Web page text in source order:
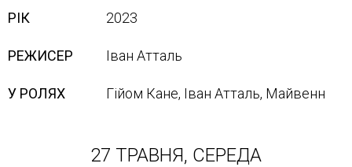
РІК 2023
РЕЖИСЕР Іван Атталь
У РОЛЯХ Гійом Кане, Іван Атталь, Майвенн
27 ТРАВНЯ, СЕРЕДА